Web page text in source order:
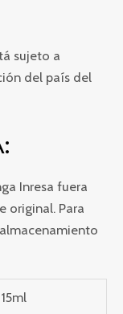
sujeto a
del país del
Inresa fuera
original. Para